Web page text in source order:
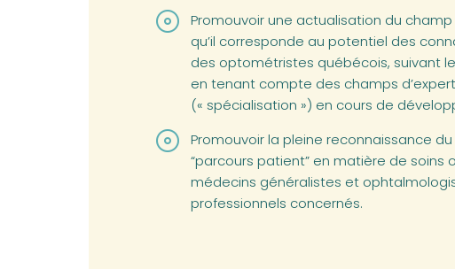
Promouvoir une actualisation du
qu’il corresponde au potentiel des
des optométristes québécois, suivant
en tenant compte des champs
(« spécialisation ») en cours de
Promouvoir la pleine reconnaissance
“parcours patient” en matière de soins
médecins généralistes et
professionnels concernés.